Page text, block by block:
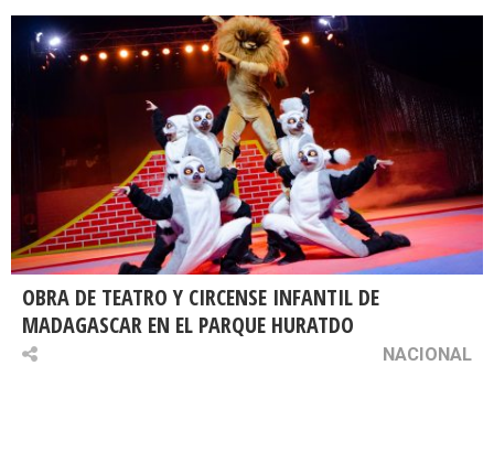
OBRA DE TEATRO Y CIRCENSE INFANTIL DE
MADAGASCAR EN EL PARQUE HURATDO
NACIONAL